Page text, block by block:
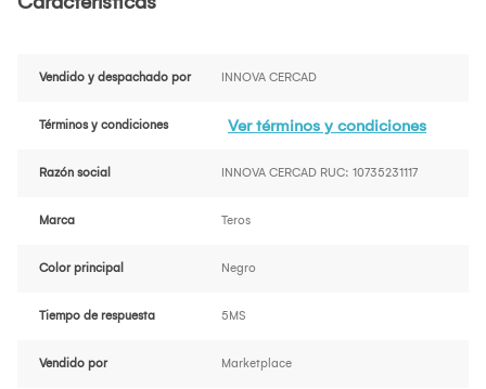
Vendido y despachado por INNOVA CERCAD
Términos y condiciones Ver términos y condiciones
Razón social INNOVA CERCAD RUC: 10735231117
Marca Teros
Color principal Negro
Tiempo de respuesta 5MS
Vendido por Marketplace